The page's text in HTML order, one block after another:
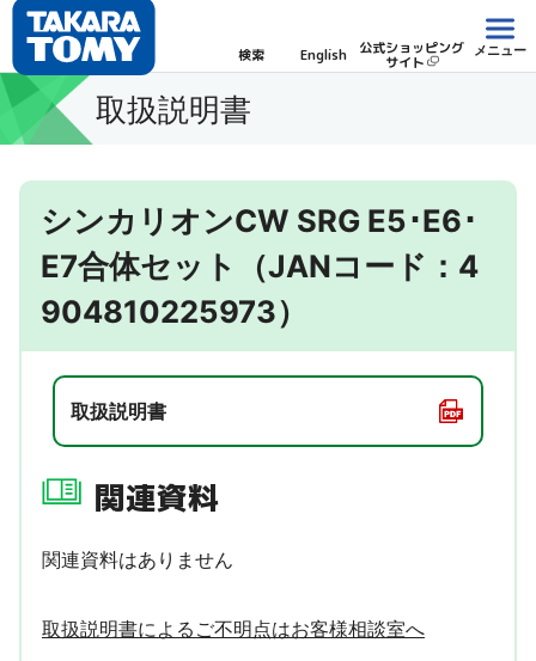
検索 English 公式ショッピング
サイト
メニュー
取扱説明書
シンカリオンCW SRG E5･E6･
E7合体セット（JANコード：4
904810225973）
取扱説明書
関連資料
関連資料はありません
取扱説明書によるご不明点はお客様相談室へ